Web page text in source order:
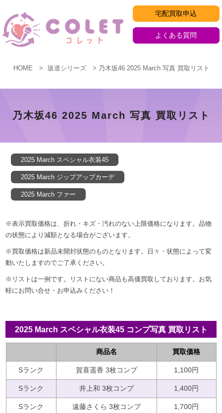
ン
テ
ス
宅配買取申込
よくある質問
HOME 坂道シリーズ 乃木坂46 2025 March 写真 買取リスト
46
2025
March
真
買
取
リ
ス
月
乃木坂46 2025 March 写真 買取リスト
2025 March スペシャル衣装45
2025 March ジップアップカーデ
2025 March ファー
※表示買取価格は、折れ・キズ・汚れのない上限価格になります。品物
の状態により減額となる場合がございます。
※買取価格は新品未開封状態のものとなります。日々・状態によって変
動いたしますのでご了承ください。
※リストは一例です。リストにない商品も高価買取しております。お気
軽にお問い合せ・お申込みください！
2025 March スペシャル衣装45 コンプ写真 買取リスト
商品名 買取価格
Sランク 賀喜遥香 3枚コンプ 1,100円
Sランク 井上和 3枚コンプ 1,400円
Sランク 遠藤さくら 3枚コンプ 1,700円